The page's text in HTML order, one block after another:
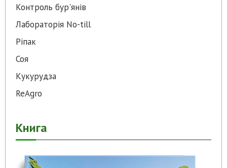
Контроль бур'янів
Лабораторія No-till
Ріпак
Соя
Кукурудза
ReAgro
Книга